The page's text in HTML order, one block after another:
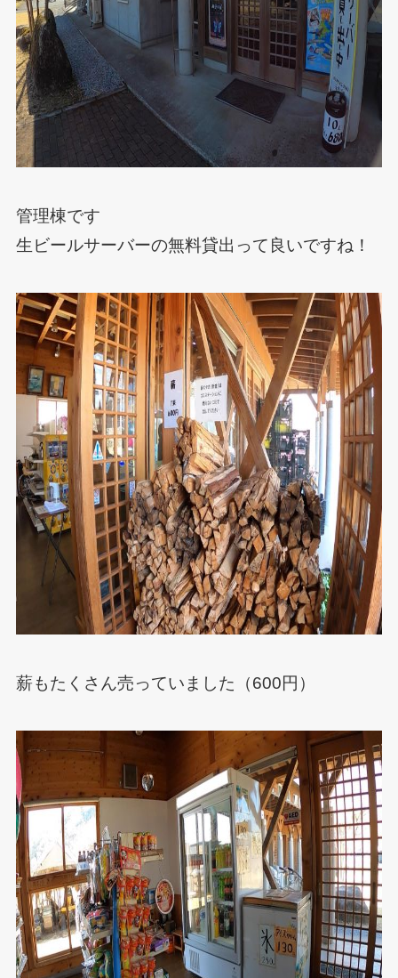
管理棟です
生ビールサーバーの無料貸出って良いですね！
薪もたくさん売っていました（600円）